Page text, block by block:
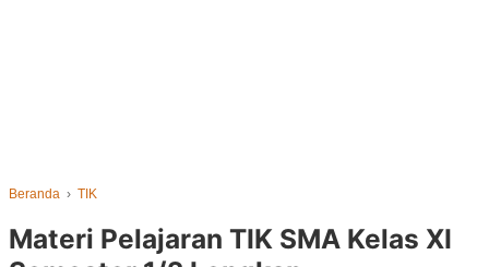
Beranda › TIK
Materi Pelajaran TIK SMA Kelas XI